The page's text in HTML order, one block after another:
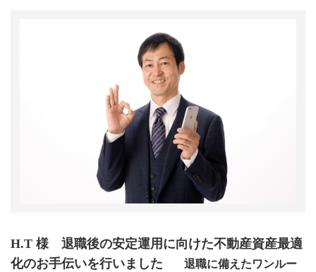
H.T 様 退職後の安定運用に向けた不動産資産最適
化のお手伝いを行いました
退職に備えたワンルー